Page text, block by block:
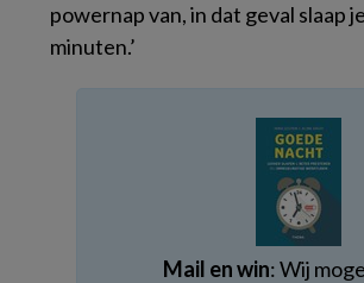
powernap van, in dat geval slaap
minuten.’
Mail en win: Wij